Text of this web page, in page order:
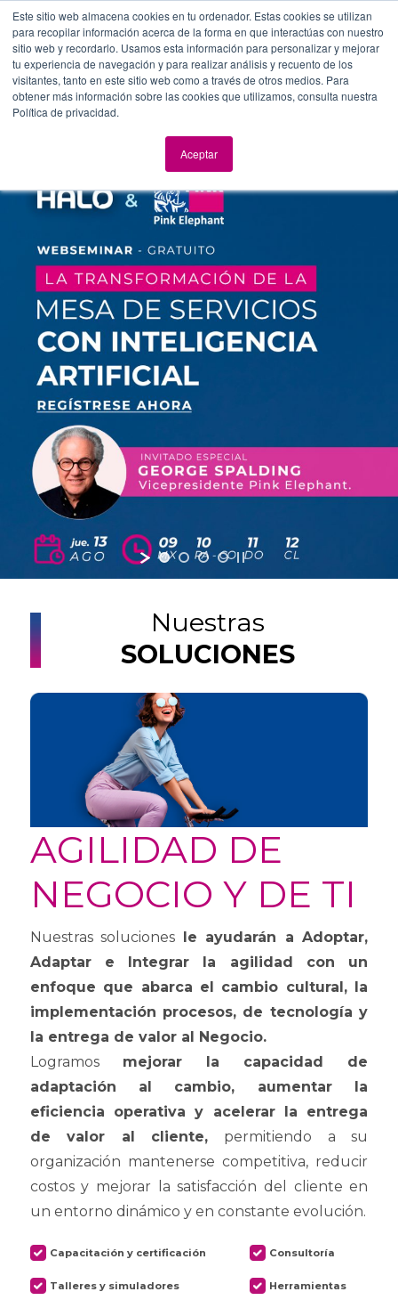
Este sitio web almacena cookies en tu ordenador. Estas cookies se utilizan
para recopilar información acerca de la forma en que interactúas con nuestro
sitio web y recordarlo. Usamos esta información para personalizar y mejorar
tu experiencia de navegación y para realizar análisis y recuento de los
visitantes, tanto en este sitio web como a través de otros medios. Para
obtener más información sobre las cookies que utilizamos, consulta nuestra
Política de privacidad.
Aceptar
Nuestras
SOLUCIONES
AGILIDAD DE
NEGOCIO Y DE TI
Nuestras soluciones le ayudarán a Adoptar,
Adaptar e Integrar la agilidad con un
enfoque que abarca el cambio cultural, la
implementación procesos, de tecnología y
la entrega de valor al Negocio.
Logramos mejorar la capacidad de
adaptación al cambio, aumentar la
eficiencia operativa y acelerar la entrega
de valor al cliente, permitiendo a su
organización mantenerse competitiva, reducir
costos y mejorar la satisfacción del cliente en
un entorno dinámico y en constante evolución.
Capacitación y certificación Consultoría
Talleres y simuladores Herramientas